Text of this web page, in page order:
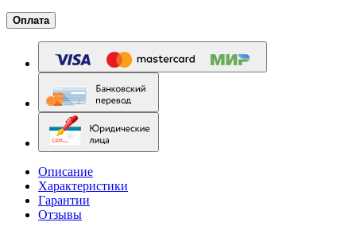
Оплата
Описание
Характеристики
Гарантии
Отзывы